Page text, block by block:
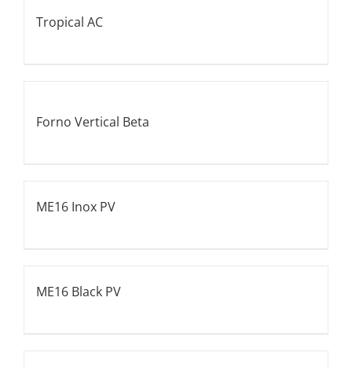
Tropical AC
Forno Vertical Beta
ME16 Inox PV
ME16 Black PV